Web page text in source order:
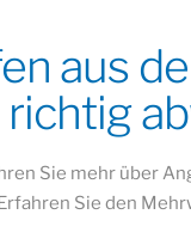
aus
Sie mehr über
Sie den